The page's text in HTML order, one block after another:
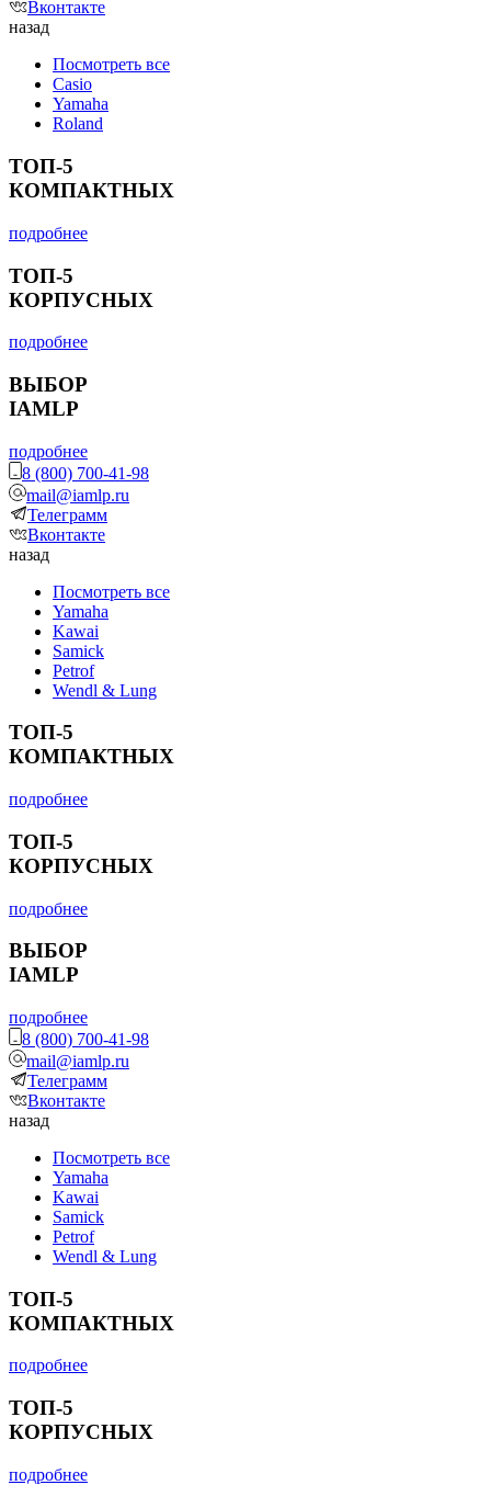
Вконтакте
назад
Посмотреть все
Casio
Yamaha
Roland
ТОП-5
КОМПАКТНЫХ
подробнее
ТОП-5
КОРПУСНЫХ
подробнее
ВЫБОР
IAMLP
подробнее
8 (800) 700-41-98
mail@iamlp.ru
Телеграмм
Вконтакте
назад
Посмотреть все
Yamaha
Kawai
Samick
Petrof
Wendl & Lung
ТОП-5
КОМПАКТНЫХ
подробнее
ТОП-5
КОРПУСНЫХ
подробнее
ВЫБОР
IAMLP
подробнее
8 (800) 700-41-98
mail@iamlp.ru
Телеграмм
Вконтакте
назад
Посмотреть все
Yamaha
Kawai
Samick
Petrof
Wendl & Lung
ТОП-5
КОМПАКТНЫХ
подробнее
ТОП-5
КОРПУСНЫХ
подробнее